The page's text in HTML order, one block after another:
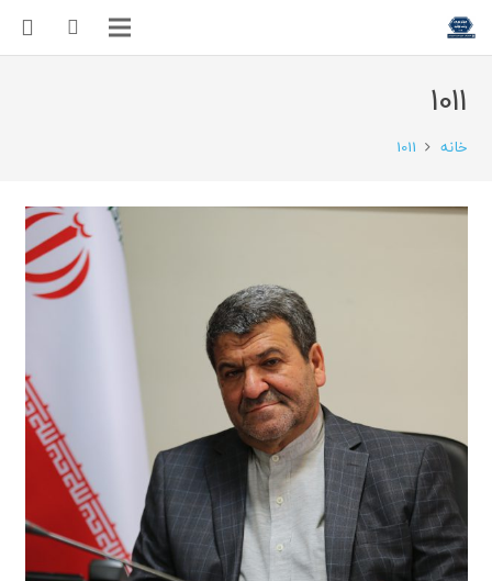
1011
خانه 1011